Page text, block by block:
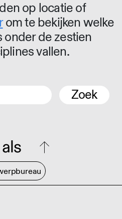
op locatie of
om te bekijken welke
de zestien
vallen.
Zoek